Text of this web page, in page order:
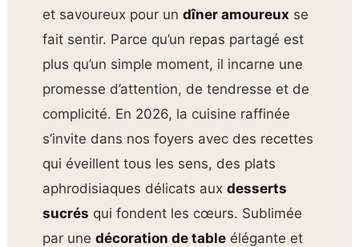
et savoureux pour undîner amoureux se
fait sentir. Parce qu’un repas partagé est
plus qu’un simple moment, il incarne une
promesse d’attention, de tendresse et de
complicité. En 2026, la cuisine raffinée
s’invite dans nos foyers avec des recettes
qui éveillent tous les sens, des plats
aphrodisiaques délicats auxdesserts
sucrés qui fondent les cœurs. Sublimée
par unedécoration de table élégante et